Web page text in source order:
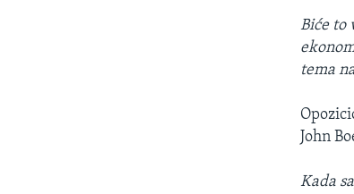
Biće to
tema
John
Kada